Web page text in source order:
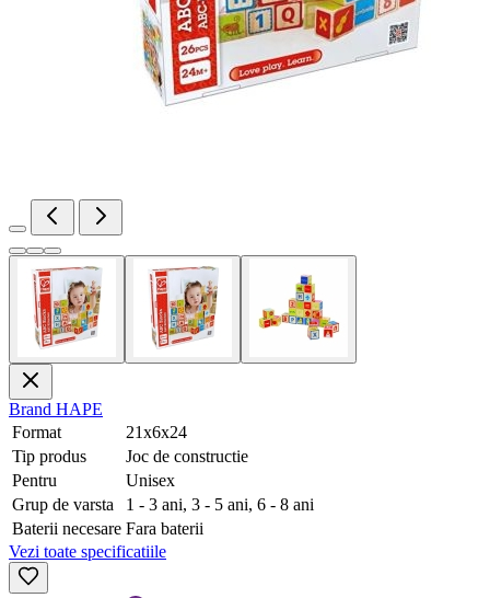
Brand HAPE
Format
21x6x24
Tip produs
Joc de constructie
Pentru
Unisex
Grup de varsta
1 - 3 ani, 3 - 5 ani, 6 - 8 ani
Baterii necesare Fara baterii
Vezi toate specificatiile